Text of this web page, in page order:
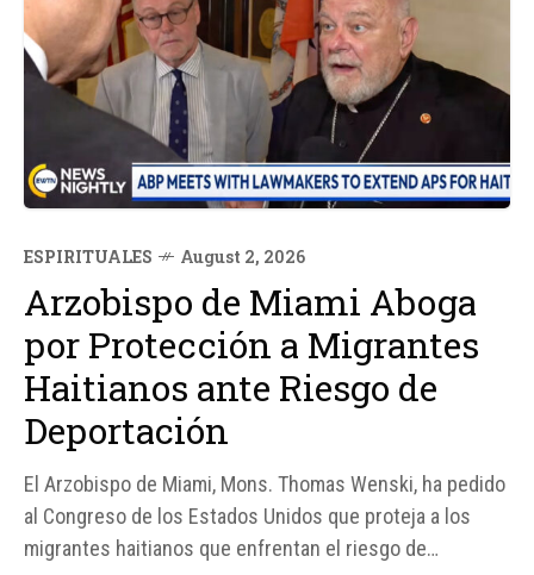
ESPIRITUALES August 2, 2026
Arzobispo de Miami Aboga
por Protección a Migrantes
Haitianos ante Riesgo de
Deportación
El Arzobispo de Miami, Mons. Thomas Wenski, ha pedido
al Congreso de los Estados Unidos que proteja a los
migrantes haitianos que enfrentan el riesgo de